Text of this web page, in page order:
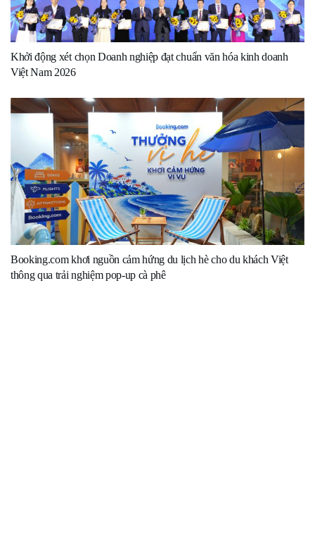
Khởi động xét chọn Doanh nghiệp đạt chuẩn văn hóa kinh doanh
Việt Nam 2026
Booking.com khơi nguồn cảm hứng du lịch hè cho du khách Việt
thông qua trải nghiệm pop-up cà phê